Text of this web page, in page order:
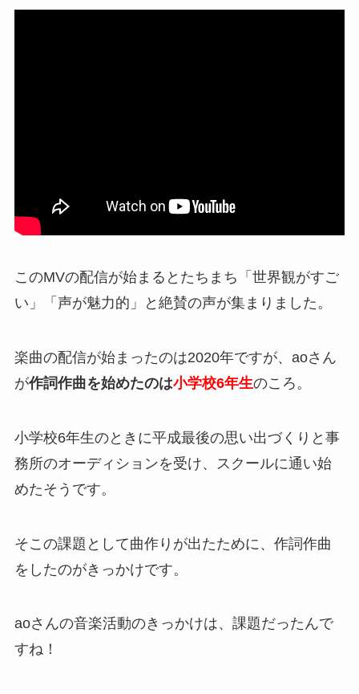
このMVの配信が始まるとたちまち「世界観がすご
い」「声が魅力的」と絶賛の声が集まりました。
楽曲の配信が始まったのは2020年ですが、aoさん
が作詞作曲を始めたのは小学校6年生のころ。
小学校6年生のときに平成最後の思い出づくりと事
務所のオーディションを受け、スクールに通い始
めたそうです。
そこの課題として曲作りが出たために、作詞作曲
をしたのがきっかけです。
aoさんの音楽活動のきっかけは、課題だったんで
すね！